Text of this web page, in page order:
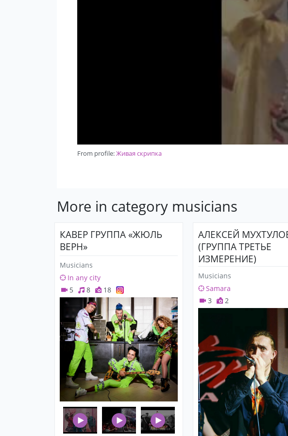
From profile:Живая скрипка
More in category musicians
КАВЕР ГРУППА «ЖЮЛЬ
ВЕРН»
Musicians
In any city
5
8 18
АЛЕКСЕЙ
(ГРУППА ТРЕТЬЕ
ИЗМЕРЕНИЕ)
Musicians
Samara
3
2